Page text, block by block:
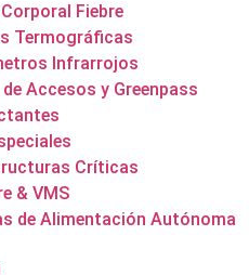
Fiebre
Termográficas
Infrarrojos
Accesos y Greenpass
Críticas
& VMS
de Alimentación Autónoma